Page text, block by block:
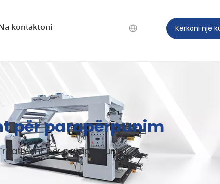
kontaktoni Kërkoni një
për parapërpunim
për parapërpunim